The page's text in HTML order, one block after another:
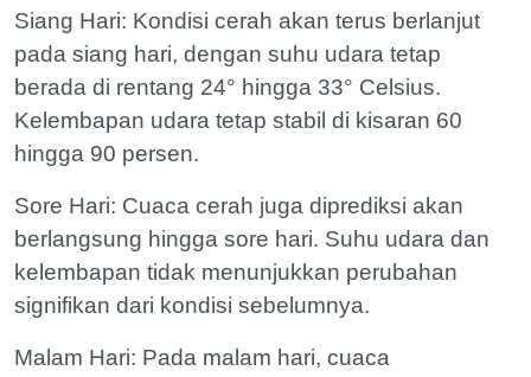
Siang Hari: Kondisi cerah akan terus berlanjut
pada siang hari, dengan suhu udara tetap
berada di rentang 24° hingga 33° Celsius.
Kelembapan udara tetap stabil di kisaran 60
hingga 90 persen.
Sore Hari: Cuaca cerah juga diprediksi akan
berlangsung hingga sore hari. Suhu udara dan
kelembapan tidak menunjukkan perubahan
signifikan dari kondisi sebelumnya.
Malam Hari: Pada malam hari, cuaca